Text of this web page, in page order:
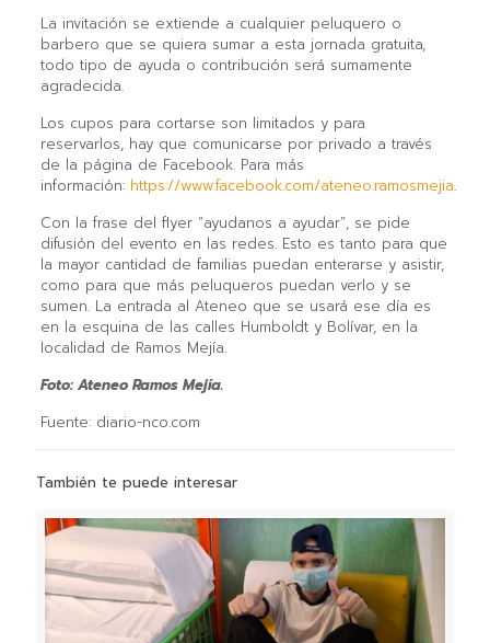
La invitación se extiende a cualquier peluquero o
barbero que se quiera sumar a esta jornada gratuita,
todo tipo de ayuda o contribución será sumamente
agradecida.
Los cupos para cortarse son limitados y para
reservarlos, hay que comunicarse por privado a través
de la página de Facebook. Para más
información: https://www.facebook.com/ateneo.ramosmejia.
Con la frase del flyer “ayudanos a ayudar”, se pide
difusión del evento en las redes. Esto es tanto para que
la mayor cantidad de familias puedan enterarse y asistir,
como para que más peluqueros puedan verlo y se
sumen. La entrada al Ateneo que se usará ese día es
en la esquina de las calles Humboldt y Bolívar, en la
localidad de Ramos Mejía.
Foto: Ateneo Ramos Mejía.
Fuente: diario-nco.com
También te puede interesar